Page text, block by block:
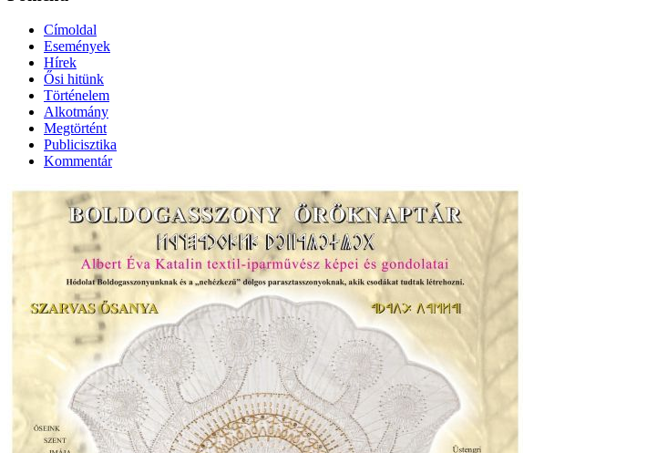
Címoldal
Események
Hírek
Ősi hitünk
Történelem
Alkotmány
Megtörtént
Publicisztika
Kommentár